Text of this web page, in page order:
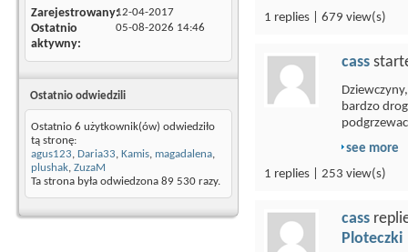
Zarejestrowany12-04-2017
Ostatnio
aktywny
05-08-2026 14:46
Ostatnio odwiedzili
Ostatnio 6 użytkownik(ów) odwiedziło
tą stronę:
agus123, Daria33, Kamis, magadalena,
plushak, ZuzaM
Ta strona była odwiedzona 89 530 razy.
1 replies | 679 view(s)
cass
bardzo
see more
1 replies | 253 view(s)
cass
Ploteczki